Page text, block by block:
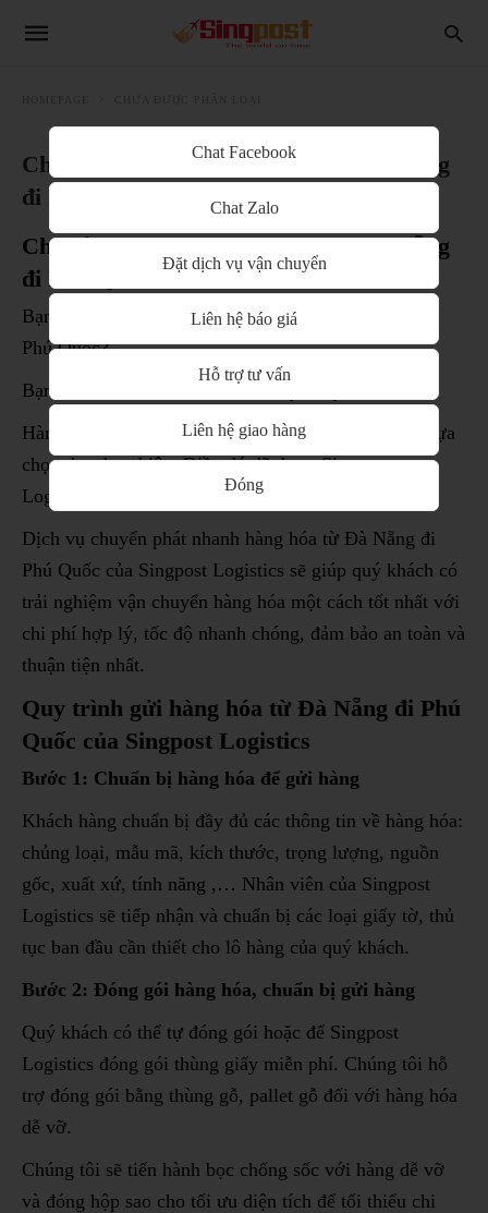
Chuyển phát nhanh hàng hóa từ Đà Nẵng
đi Phú Quốc
Chuyển phát nhanh hàng hóa từ Đà Nẵng
đi Phú Quốc
Bạn cần chuyển phát nhanh hàng hóa từ Đà Nẵng đi
Phú Quốc?
Bạn tìm kiếm một đơn vị vận chuyển uy tín?
Hàng hóa an toàn là tiêu chí số một để đánh giá và lựa
chọn doanh nghiệp. Điều đó đã được Singpost
Logistics làm rất tốt.
Dịch vụ chuyển phát nhanh hàng hóa từ Đà Nẵng đi
Phú Quốc của Singpost Logistics sẽ giúp quý khách có
trải nghiệm vận chuyển hàng hóa một cách tốt nhất với
chi phí hợp lý, tốc độ nhanh chóng, đảm bảo an toàn và
thuận tiện nhất.
Quy trình gửi hàng hóa từ Đà Nẵng đi Phú
Quốc của Singpost Logistics
Bước 1: Chuẩn bị hàng hóa để gửi hàng
Khách hàng chuẩn bị đầy đủ các thông tin về hàng hóa:
chủng loại, mẫu mã, kích thước, trọng lượng, nguồn
gốc, xuất xứ, tính năng ,… Nhân viên của Singpost
Logistics sẽ tiếp nhận và chuẩn bị các loại giấy tờ, thủ
tục ban đầu cần thiết cho lô hàng của quý khách.
Bước 2: Đóng gói hàng hóa, chuẩn bị gửi hàng
Quý khách có thể tự đóng gói hoặc để Singpost
Logistics đóng gói thùng giấy miễn phí. Chúng tôi hỗ
trợ đóng gói bằng thùng gỗ, pallet gỗ đối với hàng hóa
dễ vỡ.
Chúng tôi sẽ tiến hành bọc chống sốc với hàng dễ vỡ
và đóng hộp sao cho tối ưu diện tích để tối thiểu chi
Chat Facebook
Chat Zalo
Đặt dịch vụ vận chuyển
Liên hệ báo giá
Hỗ trợ tư vấn
Liên hệ giao hàng
Đóng